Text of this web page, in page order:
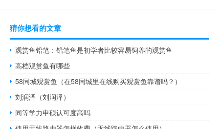
猜你想看的文章
观赏鱼铅笔：铅笔鱼是初学者比较容易饲养的观赏鱼
高档观赏鱼有哪些
58同城观赏鱼（在58同城里在线购买观赏鱼靠谱吗？）
刘润泽（刘润泽）
同等学力申硕认可度高吗